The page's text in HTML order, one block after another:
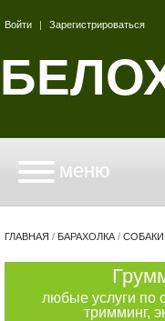
Войти | Зарегистрироваться
меню
ГЛАВНАЯ / БАРАХОЛКА / СОБАКИ
любые услуги по
тримминг,